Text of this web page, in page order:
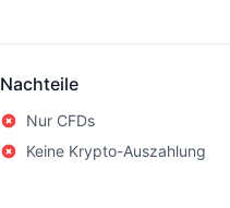
Nachteile
Nur CFDs
Keine Krypto-Auszahlung